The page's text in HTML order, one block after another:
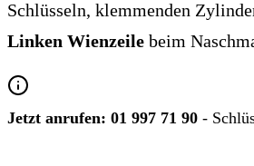
Schlüsseln, klemmenden
Linken Wienzeile beim
Jetzt anrufen: 01 997 71 90 -